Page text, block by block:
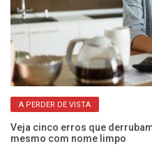
A PERDER DE VISTA
Veja cinco erros que
mesmo com nome limpo